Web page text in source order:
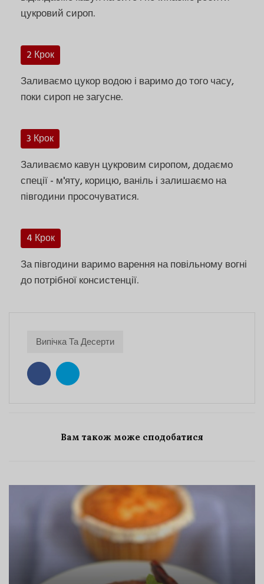
цукровий сироп.
2 Крок
Заливаємо цукор водою і варимо до того часу,
поки сироп не загусне.
3 Крок
Заливаємо кавун цукровим сиропом, додаємо
спеції - м'яту, корицю, ваніль і залишаємо на
півгодини просочуватися.
4 Крок
За півгодини варимо варення на повільному вогні
до потрібної консистенції.
Випічка Та Десерти
Вам також може сподобатися